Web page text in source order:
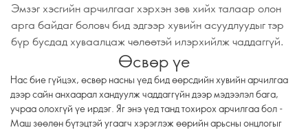
Эмзэг хэсгийн арчилгааг хэрхэн зөв хийх талаар олон
арга байдаг боловч бид эдгээр хувийн асуудлуудыг тэр
бүр бусдад хуваалцаж чөлөөтэй илэрхийлж чаддаггүй.
Өсвөр үе
Нас бие гүйцэх, өсвөр насны үед бид өөрсдийн хувийн арчилгаа
дээр сайн анхаарал хандуулж чаддаггүйн дээр мэдээлэл бага,
учраа олохгүй үе ирдэг. Яг энэ үед танд тохирох арчилгаа бол -
Маш зөөлөн бүтэцтэй угаагч хэрэглэж өөрийн арьсны онцлогыг